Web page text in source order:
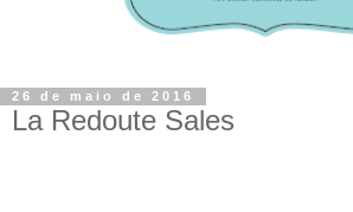
26 de maio de 2016
La Redoute Sales